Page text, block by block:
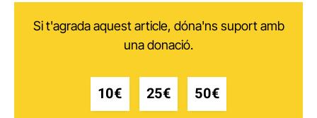
Si t'agrada aquest article, dóna'ns suport amb
una donació.
10€ 25€ 50€